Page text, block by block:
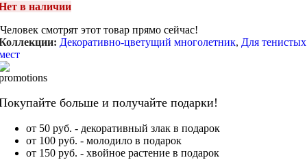
в наличии
Человек смотрят этот товар прямо сейчас!
Декоративно-цветущий многолетник, Для тенистых
больше и получайте подарки!
от 50 руб. - декоративный злак в подарок
от 100 руб. - молодило в подарок
от 150 руб. - хвойное растение в подарок